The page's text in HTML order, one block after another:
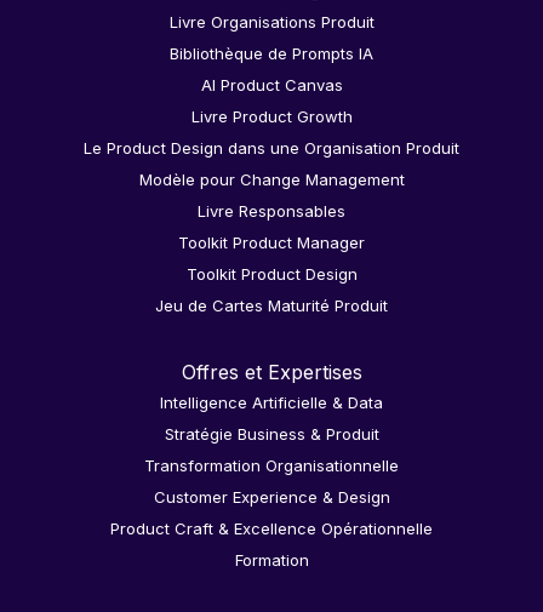
Livre Organisations Produit
Bibliothèque de Prompts IA
AI Product Canvas
Livre Product Growth
Le Product Design dans une Organisation Produit
Modèle pour Change Management
Livre Responsables
Toolkit Product Manager
Toolkit Product Design
Jeu de Cartes Maturité Produit
Offres et Expertises
Intelligence Artificielle & Data
Stratégie Business & Produit
Transformation Organisationnelle
Customer Experience & Design
Product Craft & Excellence Opérationnelle
Formation